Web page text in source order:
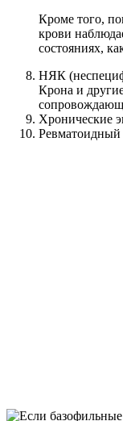
Кроме того,
крови
состояниях,
НЯК
Крона и
Хронические
Ревматоидный